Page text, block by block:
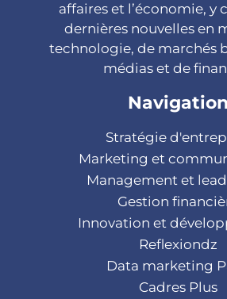
affaires et l’économie, y
dernières nouvelles en
technologie, de marchés
médias et de
Navigation
Stratégie
Marketing et
Management et
Gestion
Innovation et
Reflexiondz
Data marketing
Cadres Plus